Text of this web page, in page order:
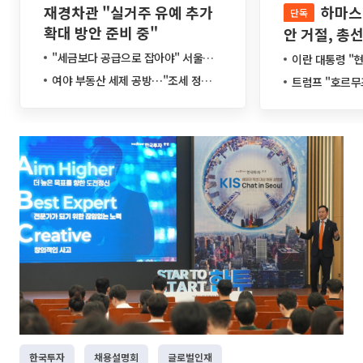
재경차관 "실거주 유예 추가
확대 방안 준비 중"
"세금보다 공급으로 잡아야" 서울시 부동산 대책 '맞불' 토론회
여야 부동산 세제 공방…"조세 정상화 노력" vs "서민 겨눈 칼날"
단독
안 거절, 총
기"
이란 대통령 "현재 최고지
트럼프 "호르무즈 곧
한국투자 채용설명회 글로벌인재